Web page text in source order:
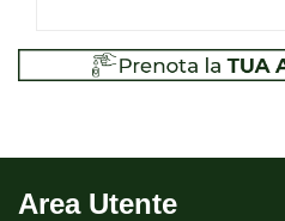
Area Utente